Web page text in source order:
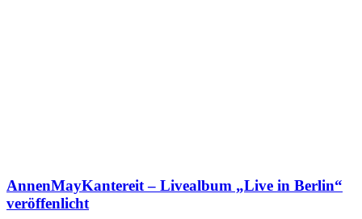
AnnenMayKantereit – Livealbum „Live in Berlin“
veröffenlicht